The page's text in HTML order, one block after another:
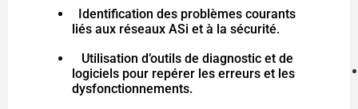
Identification des problèmes courants
liés aux réseaux ASi et à la sécurité.
Utilisation d’outils de diagnostic et de
logiciels pour repérer les erreurs et les
dysfonctionnements.